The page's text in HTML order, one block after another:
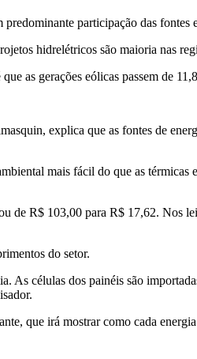
participação das fontes
hidrelétricos são maioria nas
as gerações eólicas passem de
explica que as fontes de
mais fácil do que as térmicas
de R$ 103,00 para R$ 17,62. Nos
do setor.
As células dos painéis são
que irá mostrar como cada